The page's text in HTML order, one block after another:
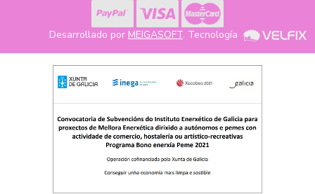
Desarrollado por MEIGASOFT. Tecnología